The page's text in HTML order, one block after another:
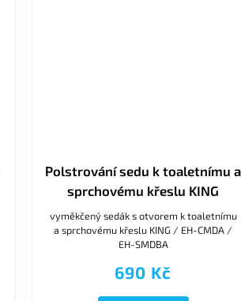
Polstrování sedu k toaletnímu a
sprchovému křeslu KING
690 Kč
vyměkčený sedák s otvorem k toaletnímu
a sprchovému křeslu KING / EH-CMDA /
EH-SMDBA